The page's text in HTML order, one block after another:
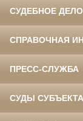
СУДЕБНОЕ
СПРАВОЧНАЯ
ПРЕСС-СЛУЖБА
СУДЫ